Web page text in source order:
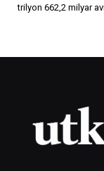
trilyon 662,2 milyar